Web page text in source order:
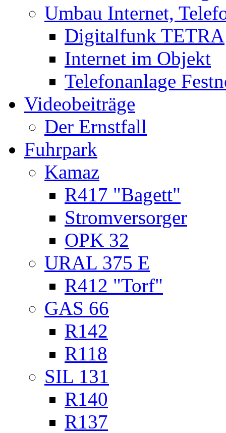
Umbau Internet,
Digitalfunk TETRA
Internet im Objekt
Telefonanlage
Videobeiträge
Der Ernstfall
Fuhrpark
Kamaz
R417 "Bagett"
Stromversorger
OPK 32
URAL 375 E
R412 "Torf"
GAS 66
R142
R118
SIL 131
R140
R137